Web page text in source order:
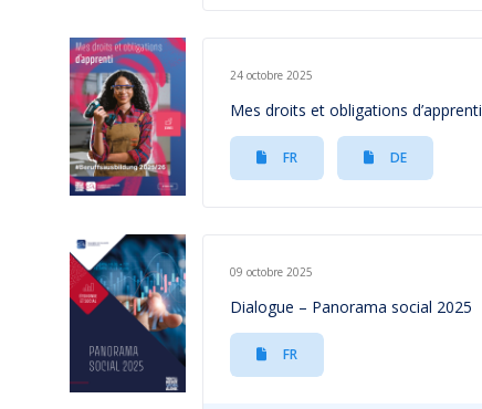
24 octobre 2025
Mes droits et obligations d’apprenti
FR DE
09 octobre 2025
Dialogue – Panorama social 2025
FR